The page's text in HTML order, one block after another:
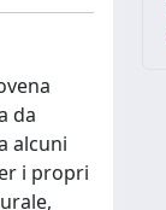
da
alcuni
i propri